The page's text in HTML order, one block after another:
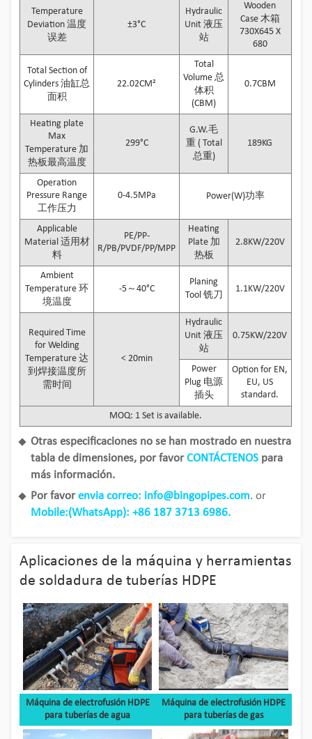
Temperature
Deviation 温度
误差
±3°C
Hydraulic
Unit 液压
站
Wooden
Case 木箱
730X645 X
680
Total Section of
Cylinders 油缸总
面积
22.02CM²
Total
Volume 总
体积
(CBM)
0.7CBM
Heating plate
Max
Temperature 加
热板最高温度
299°C
G.W.毛
重 ( Total
总重)
189KG
Operation
Pressure Range
工作压力
0-4.5MPa Power(W)功率
Applicable
Material 适用材
料
PE/PP-
R/PB/PVDF/PP/MPP
Heating
Plate 加
热板
2.8KW/220V
Ambient
Temperature 环
境温度
-5～40°C
Planing
Tool 铣刀
1.1KW/220V
Required Time
for Welding
Temperature 达
到焊接温度所
需时间
< 20min
Hydraulic
Unit 液压
站
0.75KW/220V
Power
Plug 电源
插头
Option for EN,
EU, US
standard.
MOQ: 1 Set is available.
Otras especificaciones no se han mostrado en nuestra
tabla de dimensiones, por favorCONTÁCTENOS para
más información.
Por favorenvia correo: info@bingopipes.com. or
Mobile:(WhatsApp): +86 187 3713 6986.
Aplicaciones de la máquina y herramientas
de soldadura de tuberías HDPE
Máquina de electrofusión HDPE
para tuberías de agua
Máquina de electrofusión HDPE
para tuberías de gas